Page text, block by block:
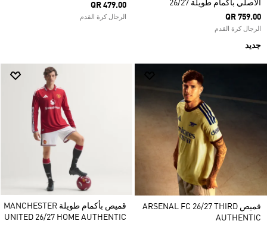
الأصلي بأكمام طويلة 26/27
QR 759.00
الرجال كرة القدم
جديد
QR 479.00
الرجال كرة القدم
قميص ARSENAL FC 26/27 THIRD
AUTHENTIC
قميص بأكمام طويلة MANCHESTER
UNITED 26/27 HOME AUTHENTIC